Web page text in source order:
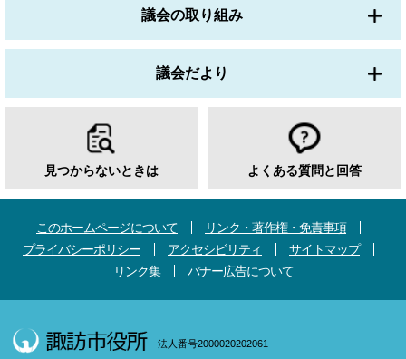
議会の取り組み
議会だより
見つからないときは よくある質問と回答
このホームページについて
リンク・著作権・免責事項
プライバシーポリシー
アクセシビリティ
サイトマップ
リンク集
バナー広告について
法人番号2000020202061